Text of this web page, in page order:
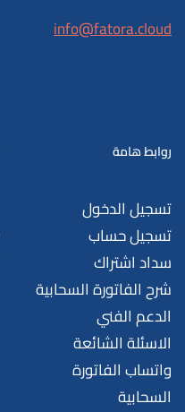
info@fatora.cloud
روابط هامة
تسجيل الدخول
تسجيل حساب
سداد اشتراك
شرح الفاتورة السحابية
الدعم الفني
الاسئلة الشائعة
واتساب الفاتورة
السحابية